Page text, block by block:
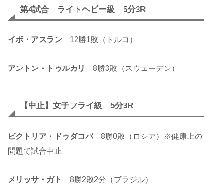
第4試合 ライトヘビー級 5分3R
イボ・アスラン 12勝1敗（トルコ）
アントン・トゥルカリ 8勝3敗（スウェーデン）
【中止】女子フライ級 5分3R
ビクトリア・ドゥダコバ8勝0敗（ロシア）※健康上の
問題で試合中止
メリッサ・ガト 8勝2敗2分（ブラジル）